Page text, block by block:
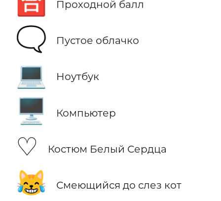
Проходной балл
🗨️ Пустое облачко
💻 Ноутбук
🖥️ Компьютер
♡ Костюм Белый Сердца
😹 Смеющийся до слез кот